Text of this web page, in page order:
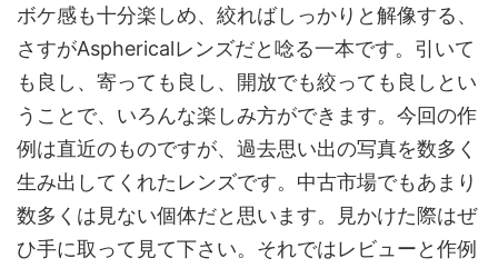
ボケ感も十分楽しめ、絞ればしっかりと解像する、
さすがAsphericalレンズだと唸る一本です。引いて
も良し、寄っても良し、開放でも絞っても良しとい
うことで、いろんな楽しみ方ができます。今回の作
例は直近のものですが、過去思い出の写真を数多く
生み出してくれたレンズです。中古市場でもあまり
数多くは見ない個体だと思います。見かけた際はぜ
ひ手に取って見て下さい。それではレビューと作例